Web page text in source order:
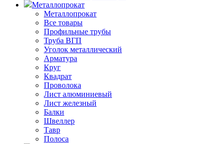
Металлопрокат
Металлопрокат
Все товары
Профильные трубы
Труба ВГП
Уголок металлический
Арматура
Круг
Квадрат
Проволока
Лист алюминиевый
Лист железный
Балки
Швеллер
Тавр
Полоса